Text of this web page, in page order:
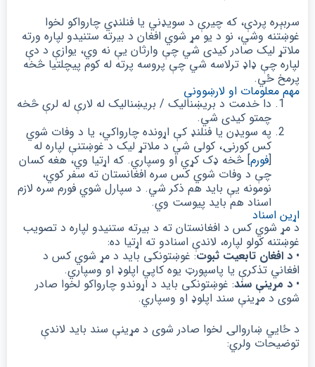
سربېره پردې، که چیرې د سویډني یا فنلنډي چارواکو لخوا
غوښتنه وشي، نو د یو مړ شوي افغان د بیرته ستنیدو لپاره ورته
ملاتړ لیک صادر کیدی شي چې وارثان یې نه وي، یوازې د دې
لپاره چې ډاډ ترلاسه شي چې پروسه پرته له کوم پیچلتیا څخه
پرمخ ځي.
مهم معلومات او لارښوونې
دا خدمت د بریښنالیک / بریښنالیک له لارې له لرې څخه
چمتو کیدی شي.
په سویډن یا فنلنډ کې اړونده چارواکي، یا د وفات شوي
کس کورنۍ، کولی شي د ملاتړ لیک د غوښتنې لپاره له
[فورم] څخه ډک کړي او وسپاري. که اړتیا وي، هغه کسان
چې د وفات شوي کس سره افغانستان ته سفر کوي،
نومونه یې باید هم ذکر شي. د سپارل شوي فورم سره لازم
اسناد هم باید پیوست وي.
اړین اسناد
د مړ شوي کس د افغانستان ته د بیرته ستنیدو لپاره د تصویب
غوښتنه کولو لپاره، لاندې اسنادو ته اړتیا ده:
• د افغان تابعیت ثبوت: غوښتونکی باید د مړ شوي کس د
افغاني تذکرې یا پاسپورټ یوه کاپي اپلوډ او وسپاري.
• د مړینې سند: غوښتونکی باید د اړوندو چارواکو لخوا صادر
شوی د مړینې سند اپلوډ او وسپاري.
د ځایي ښاروالۍ لخوا صادر شوی د مړینې سند باید لاندې
توضیحات ولري: